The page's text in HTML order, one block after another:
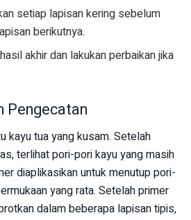
setiap lapisan kering sebelum
berikutnya.
akhir dan lakukan perbaikan jika
Pengecatan
kayu tua yang kusam. Setelah
terlihat pori-pori kayu yang masih
diaplikasikan untuk menutup pori-
yang rata. Setelah primer
dalam beberapa lapisan tipis,